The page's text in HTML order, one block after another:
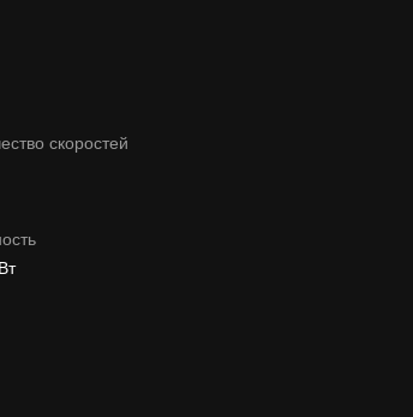
скоростей